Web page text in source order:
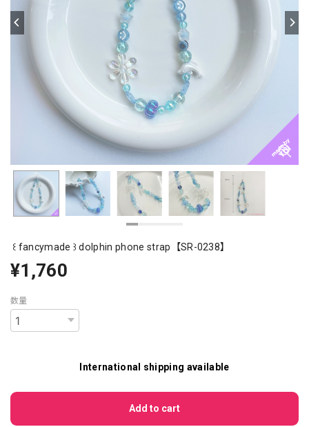
꒰ fancymade ꒱ dolphin phone strap【SR-0238】
¥1,760
数量
International shipping available
Add to cart